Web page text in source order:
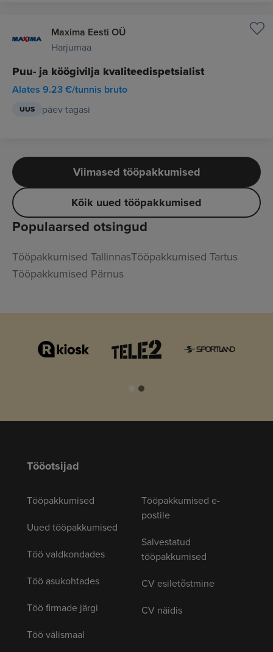
Maxima Eesti OÜ
Harjumaa
Puu- ja köögivilja kvaliteedispetsialist
Alates 9.23 €/tunnis bruto
UUS päev tagasi
Viimased tööpakkumised
Kõik uued tööpakkumised
Populaarsed otsingud
Tööpakkumised TallinnasTööpakkumised Tartus
Tööpakkumised Pärnus
Tööotsijad
Tööpakkumised
Uued tööpakkumised
Töö valdkondades
Töö asukohtades
Töö firmade järgi
Töö välismaal
Tööpakkumised e-
postile
Salvestatud
tööpakkumised
CV esiletõstmine
CV näidis